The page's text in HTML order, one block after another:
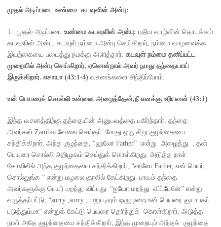
முதல் அடிப்படை உண்மை கடவுளின் அன்பு:
1. முதல் அடிப்படை உண்மை கடவுளின் அன்பு: புதிய வாழ்வின் தொடக்கம்
கடவுளின் அன்பு. கடவுள் நம்மை அன்பு செய்கிறார், நம்மை வாழவைக்க
இயற்கையை படைத்து நமக்கு அளித்தார். கடவுள் நம்மை தனிப்பட்ட
முறையில் அன்பு செய்கிறார், ஏனென்றால் அவர் நமது தந்தையாய்
இருக்கிறார். எசாயா (43:1-4) வசனங்களை சிந்திப்போம்.
உன் பெயரைச் சொல்லி உன்னை அழைத்தேன்,நீ எனக்கு உரியவன் (43:1)
இந்த வசனத்திற்கு தந்தையின் அனுபவத்தை பகிர்ந்தார். தந்தை
அவர்கள் Zambia வேலை செய்தப் போது ஒரு சிறு குழந்தையை
சந்திக்கிறார், அந்த குழந்தை, “ஹலோ Father” என்று அழைத்து , தன்
பெயரை சொல்லி அறிமுகம் செய்துக் கொள்கிறது. அடுத்த நாள்
கோவிலில் அந்த குழந்தையை சந்திக்கிறார், “ஹலோ Father, என் பெயர்
சொல்லுங்க ” என்று மழலை குரலில் கேட்கிறது. பாவம் தந்தை
அவர்களுக்கு பெயர் மறந்து விட்டது. “ஐயோ மறந்து விட்டேனே” என்று
வருத்தப்பட்டு, “sorry ,sorry , மறுபடியும் ஒருமுறை உன் பெயரை ஞயாபகப்
படுத்தும்மா” என்றுக் கேட்டு பெயரை தெரிந்துக் கொள்கிறார். அடுத்த
நாள் அதே குழந்தையை சந்திக்கிறார், இந்த முறையும் அந்தக் குழந்தை